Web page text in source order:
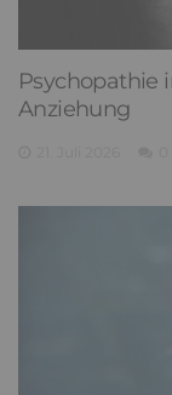
Psychopathie
Anziehung